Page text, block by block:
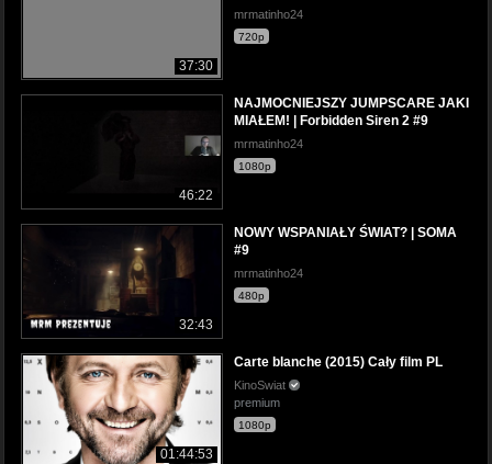
37:30
mrmatinho24
720p
46:22
NAJMOCNIEJSZY JUMPSCARE JAKI
MIAŁEM! | Forbidden Siren 2 #9
mrmatinho24
1080p
32:43
NOWY WSPANIAŁY ŚWIAT? | SOMA
#9
mrmatinho24
480p
01:44:53
Carte blanche (2015) Cały film PL
KinoSwiat
premium
1080p